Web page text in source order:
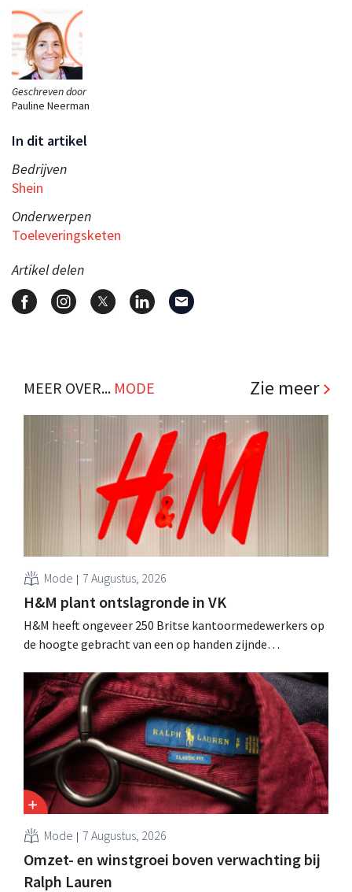
Geschreven door
Pauline Neerman
In dit artikel
Bedrijven
Shein
Onderwerpen
Toeleveringsketen
Artikel delen
MEER OVER... MODE Zie meer
Mode 7 Augustus, 2026
H&M plant ontslagronde in VK
H&M heeft ongeveer 250 Britse kantoormedewerkers op
de hoogte gebracht van een op handen zijnde
sanering volgt op eerdere ingrepen in Nederland, België
en Spanje waarbij al honderden jobs verloren gingen.
Mode 7 Augustus, 2026
Omzet- en winstgroei boven verwachting bij
Ralph Lauren